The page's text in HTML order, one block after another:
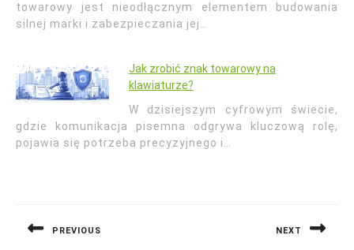
towarowy jest nieodłącznym elementem budowania
silnej marki i zabezpieczania jej…
Jak zrobić znak towarowy na
klawiaturze?
W dzisiejszym cyfrowym świecie,
gdzie komunikacja pisemna odgrywa kluczową rolę,
pojawia się potrzeba precyzyjnego i…
PREVIOUS NEXT